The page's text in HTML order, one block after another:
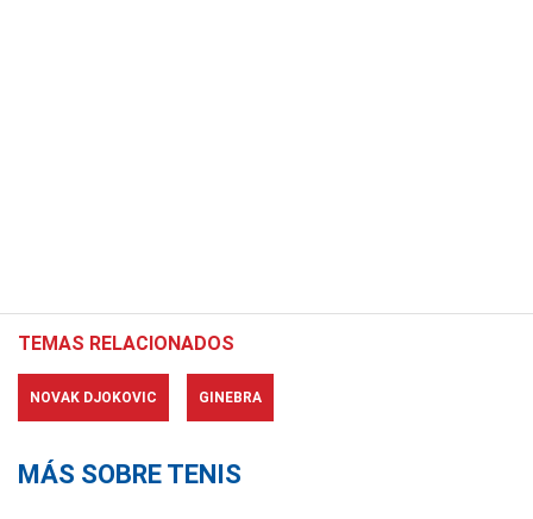
TEMAS RELACIONADOS
NOVAK DJOKOVIC GINEBRA
MÁS SOBRE TENIS